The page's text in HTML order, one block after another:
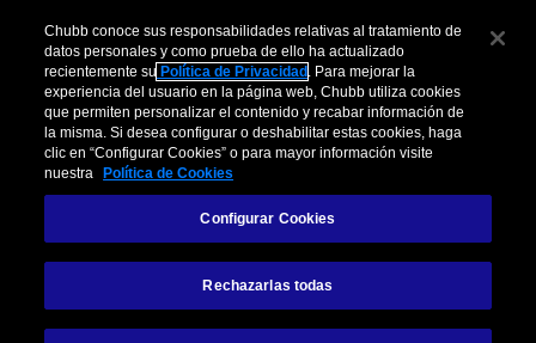
Chubb conoce sus responsabilidades relativas al tratamiento de
datos personales y como prueba de ello ha actualizado
recientemente su Política de Privacidad . Para mejorar la
experiencia del usuario en la página web, Chubb utiliza cookies
que permiten personalizar el contenido y recabar información de
la misma. Si desea configurar o deshabilitar estas cookies, haga
clic en “Configurar Cookies” o para mayor información visite
nuestra
Política de Cookies
Configurar Cookies
Rechazarlas todas